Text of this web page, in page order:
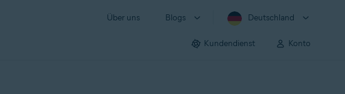
Über uns Blogs Deutschland
Kundendienst Konto